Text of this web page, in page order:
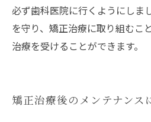
必ず歯科医院に行くようにしま
を守り、矯正治療に取り組むこ
治療を受けることができます。
矯正治療後のメンテナンス